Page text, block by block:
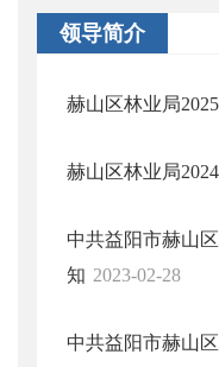
领导简介
赫山区林业局
赫山区林业局
中共益阳市赫山
知 2023-02-28
中共益阳市赫山